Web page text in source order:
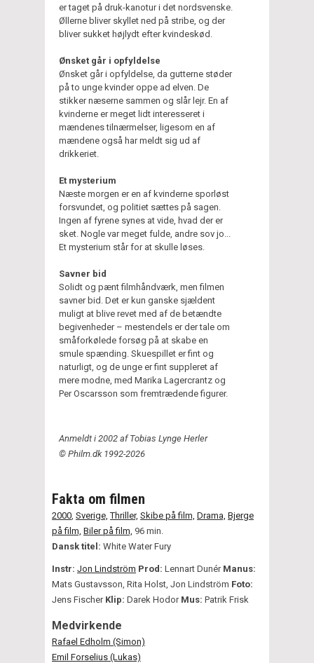
er taget på druk-kanotur i det nordsvenske.
Øllerne bliver skyllet ned på stribe, og der
bliver sukket højlydt efter kvindeskød.
Ønsket går i opfyldelse
Ønsket går i opfyldelse, da gutterne støder
på to unge kvinder oppe ad elven. De
stikker næserne sammen og slår lejr. En af
kvinderne er meget lidt interesseret i
mændenes tilnærmelser, ligesom en af
mændene også har meldt sig ud af
drikkeriet.
Et mysterium
Næste morgen er en af kvinderne sporløst
forsvundet, og politiet sættes på sagen.
Ingen af fyrene synes at vide, hvad der er
sket. Nogle var meget fulde, andre sov jo...
Et mysterium står for at skulle løses.
Savner bid
Solidt og pænt filmhåndværk, men filmen
savner bid. Det er kun ganske sjældent
muligt at blive revet med af de betændte
begivenheder – mestendels er der tale om
småforkølede forsøg på at skabe en
smule spænding. Skuespillet er fint og
naturligt, og de unge er fint suppleret af
mere modne, med Marika Lagercrantz og
Per Oscarsson som fremtrædende figurer.
Anmeldt i 2002 af Tobias Lynge Herler
© Philm.dk 1992-2026
Fakta om filmen
2000 Sverige, Thriller, Skibe på film, Drama, Bjerge
på film, Biler på film, 96 min.
Dansk titel: White Water Fury
Instr: Jon Lindström Prod: Lennart Dunér Manus:
Mats Gustavsson, Rita Holst, Jon Lindström Foto:
Jens Fischer Klip: Darek Hodor Mus: Patrik Frisk
Medvirkende
Rafael Edholm (Simon)
Emil Forselius (Lukas)